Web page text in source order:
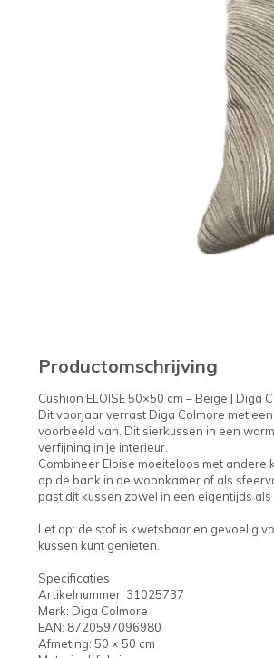
Productomschrijving
Cushion ELOISE 50×50 cm – Beige | Diga
Dit voorjaar verrast Diga Colmore met
voorbeeld van. Dit sierkussen in een
verfijning in je interieur.
Combineer Eloise moeiteloos met
op de bank in de woonkamer of als
past dit kussen zowel in een eigentijds als
Let op: de stof is kwetsbaar en gevoelig
kussen kunt genieten.
Specificaties
Artikelnummer: 31025737
Merk: Diga Colmore
EAN: 8720597096980
Afmeting: 50 × 50 cm